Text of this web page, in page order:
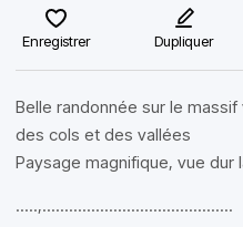
Enregistrer Dupliquer
Belle randonnée sur le
des cols et des vallées
Paysage magnifique, vue dur
.....,...........................................